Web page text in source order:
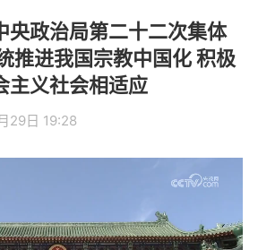
央政治局第二十二次集体
推进我国宗教中国化 积极
主义社会相适应
29日 19:28